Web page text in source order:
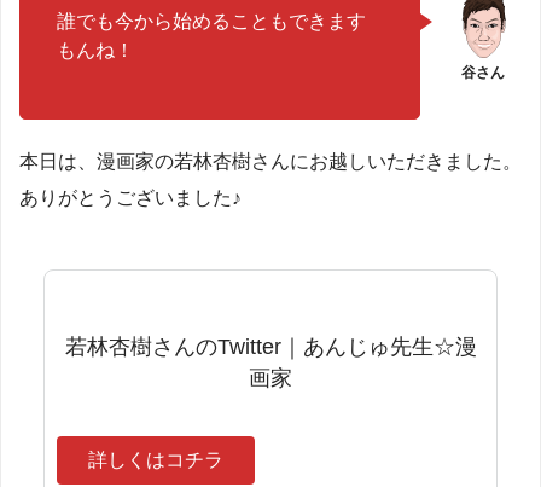
誰でも今から始めることもできます
もんね！
本日は、漫画家の若林杏樹さんにお越しいただきました。
ありがとうございました♪
若林杏樹さんのTwitter｜あんじゅ先生☆漫
画家
詳しくはコチラ